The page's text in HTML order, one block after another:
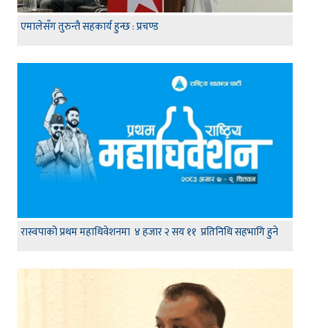
एमालेसँग तुरुन्तै सहकार्य हुन्छ : प्रचण्ड
रास्वपाको प्रथम महाधिवेशनमा ४ हजार २ सय ११ प्रतिनिधि सहभागि हुने